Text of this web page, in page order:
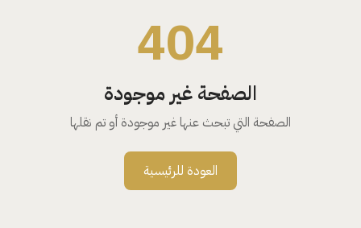
404
الصفحة غير موجودة
الصفحة التي تبحث عنها غير موجودة أو تم نقلها
العودة للرئيسية